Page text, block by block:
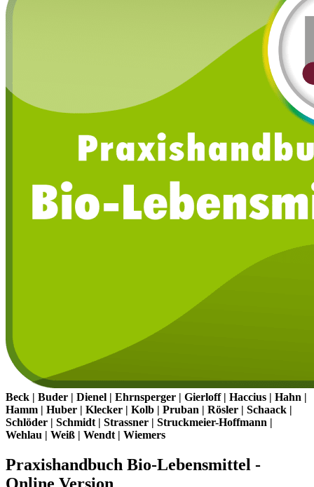
Beck | Buder | Dienel | Ehrnsperger | Gierloff | Haccius | Hahn |
Hamm | Huber | Klecker | Kolb | Pruban | Rösler | Schaack |
Schlöder | Schmidt | Strassner | Struckmeier-Hoffmann |
Wehlau | Weiß | Wendt | Wiemers
Praxishandbuch Bio-Lebensmittel -